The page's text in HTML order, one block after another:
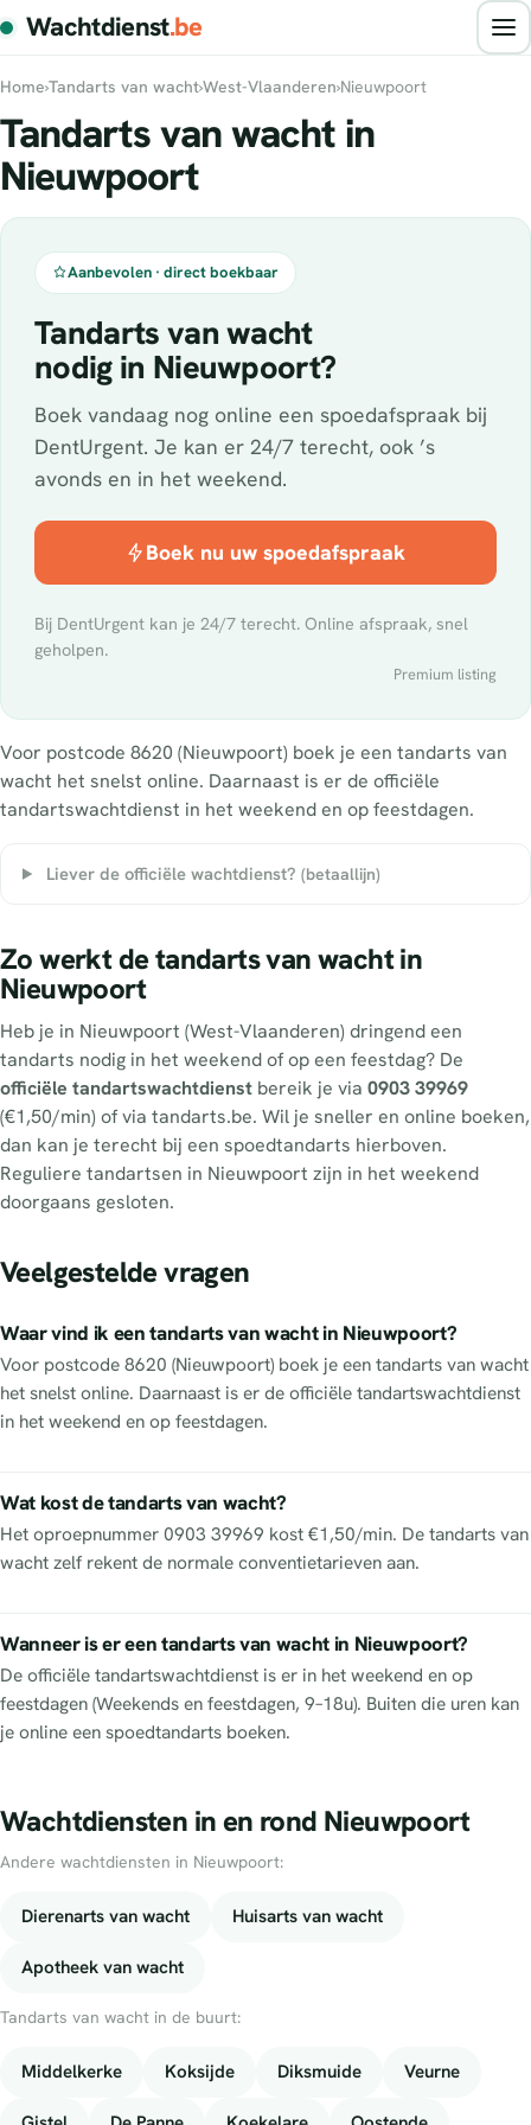
Wachtdienst.be
Home›Tandarts van wacht›West-Vlaanderen›Nieuwpoort
Tandarts van wacht in
Nieuwpoort
Aanbevolen · direct boekbaar
Tandarts van wacht
nodig in Nieuwpoort?
Boek vandaag nog online een spoedafspraak bij
DentUrgent. Je kan er 24/7 terecht, ook ’s
avonds en in het weekend.
Boek nu uw spoedafspraak
Bij DentUrgent kan je 24/7 terecht. Online afspraak, snel
geholpen.
Premium listing
Voor postcode 8620 (Nieuwpoort) boek je een tandarts van
wacht het snelst online. Daarnaast is er de officiële
tandartswachtdienst in het weekend en op feestdagen.
Liever de officiële wachtdienst? (betaallijn)
Zo werkt de tandarts van wacht in
Nieuwpoort
Heb je in Nieuwpoort (West-Vlaanderen) dringend een
tandarts nodig in het weekend of op een feestdag? De
officiële tandartswachtdienst bereik je via 0903 39969
(€1,50/min) of via tandarts.be. Wil je sneller en online boeken,
dan kan je terecht bij een spoedtandarts hierboven.
Reguliere tandartsen in Nieuwpoort zijn in het weekend
doorgaans gesloten.
Veelgestelde vragen
Waar vind ik een tandarts van wacht in Nieuwpoort?
Voor postcode 8620 (Nieuwpoort) boek je een tandarts van wacht
het snelst online. Daarnaast is er de officiële tandartswachtdienst
in het weekend en op feestdagen.
Wat kost de tandarts van wacht?
Het oproepnummer 0903 39969 kost €1,50/min. De tandarts van
wacht zelf rekent de normale conventietarieven aan.
Wanneer is er een tandarts van wacht in Nieuwpoort?
De officiële tandartswachtdienst is er in het weekend en op
feestdagen (Weekends en feestdagen, 9–18u). Buiten die uren kan
je online een spoedtandarts boeken.
Wachtdiensten in en rond Nieuwpoort
Andere wachtdiensten in Nieuwpoort:
Dierenarts van wacht Huisarts van wacht
Apotheek van wacht
Tandarts van wacht in de buurt:
Middelkerke Koksijde Diksmuide Veurne